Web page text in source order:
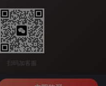
限衢待江醉西酵精华液
酒过的法用.日过了个春节误
发水快用究了才纪提安聚告，
妮积形1126.12.10量：20分离
扫码加客服